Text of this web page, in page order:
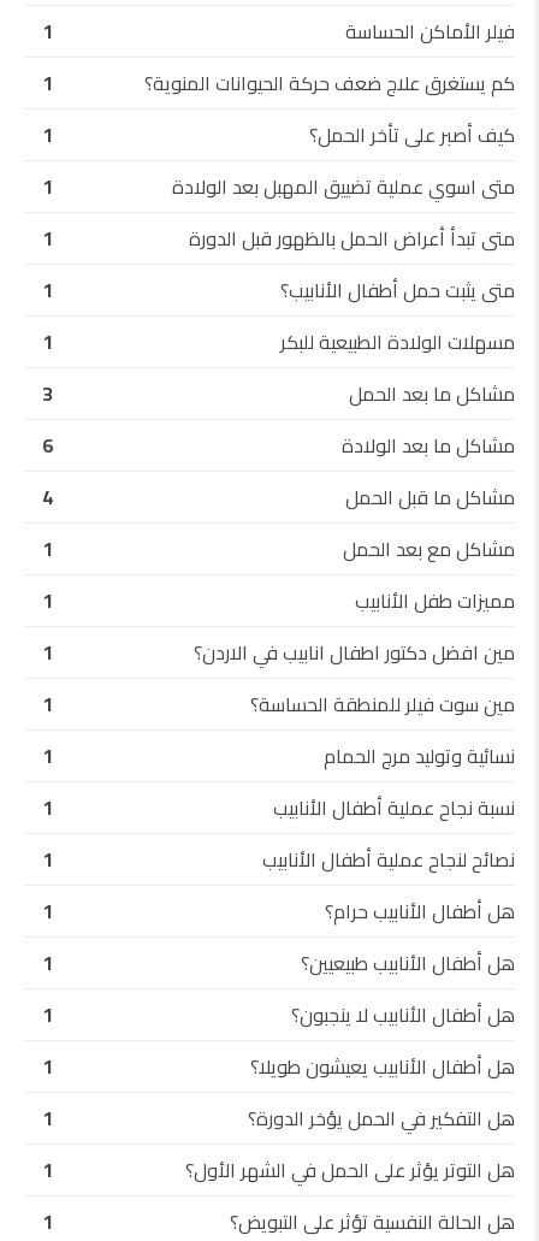
فيلر الأماكن الحساسة
1
كم يستغرق علاج ضعف حركة الحيوانات المنوية؟
1
كيف أصبر على تأخر الحمل؟
1
متى اسوي عملية تضييق المهبل بعد الولادة
1
متى تبدأ أعراض الحمل بالظهور قبل الدورة
1
متى يثبت حمل أطفال الأنابيب؟
1
مسهلات الولادة الطبيعية للبكر
1
مشاكل ما بعد الحمل
3
مشاكل ما بعد الولادة
6
مشاكل ما قبل الحمل
4
مشاكل مع بعد الحمل
1
مميزات طفل الأنابيب
1
مين افضل دكتور اطفال انابيب في الاردن؟
1
مين سوت فيلر للمنطقة الحساسة؟
1
نسائية وتوليد مرج الحمام
1
نسبة نجاح عملية أطفال الأنابيب
1
نصائح لنجاح عملية أطفال الأنابيب
1
هل أطفال الأنابيب حرام؟
1
هل أطفال الأنابيب طبيعيين؟
1
هل أطفال الأنابيب لا ينجبون؟
1
هل أطفال الأنابيب يعيشون طويلا؟
1
هل التفكير في الحمل يؤخر الدورة؟
1
هل التوتر يؤثر على الحمل في الشهر الأول؟
1
هل الحالة النفسية تؤثر على التبويض؟
1